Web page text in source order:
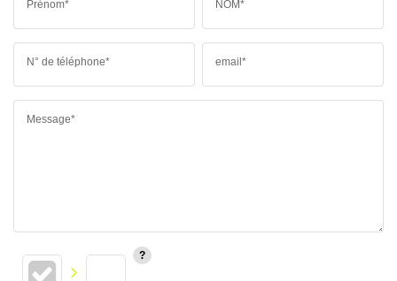
Prénom* NOM*
N° de téléphone* email*
Message*